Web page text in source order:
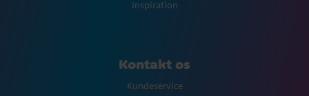
Inspiration
Kontakt os
Kundeservice